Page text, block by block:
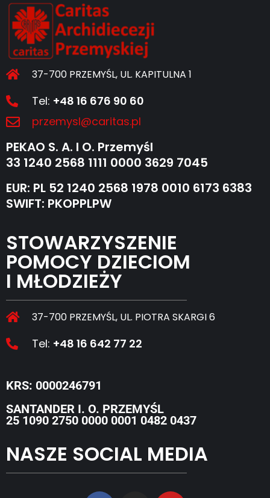
37-700 PRZEMYŚL, UL. KAPITULNA 1
Tel: +48 16 676 90 60
przemysl@caritas.pl
PEKAO S. A. I O. Przemyśl
33 1240 2568 1111 0000 3629 7045
EUR: PL 52 1240 2568 1978 0010 6173 6383
SWIFT: PKOPPLPW
STOWARZYSZENIE
POMOCY DZIECIOM
I MŁODZIEŻY
37-700 PRZEMYŚL, UL. PIOTRA SKARGI 6
Tel: +48 16 642 77 22
KRS: 0000246791
SANTANDER I. O. PRZEMYŚL
25 1090 2750 0000 0001 0482 0437
NASZE SOCIAL MEDIA